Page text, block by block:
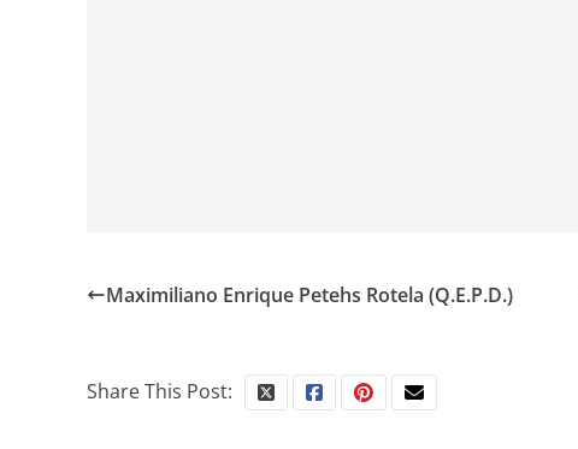
Maximiliano Enrique Petehs Rotela (Q.E.P.D.)
Share This Post: